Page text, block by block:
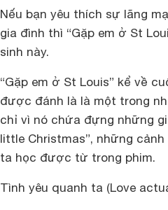
Nếu bạn yêu thích sự lãng
gia đình thì “Gặp em ở St
sinh này.
“Gặp em ở St Louis” kể về
được đánh là là một trong
chỉ vì nó chứa đựng những
little Christmas”, những
ta học được từ trong phim.
Tình yêu quanh ta (Love